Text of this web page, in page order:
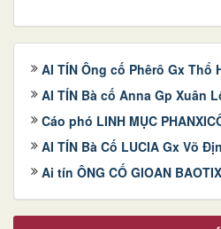
AI TÍN Ông cố Phêrô Gx Thổ
AI TÍN Bà cố Anna Gp Xuân
Cáo phó LINH MỤC
AI TÍN Bà Cố LUCIA Gx Võ
Ai tín ÔNG CỐ GIOAN